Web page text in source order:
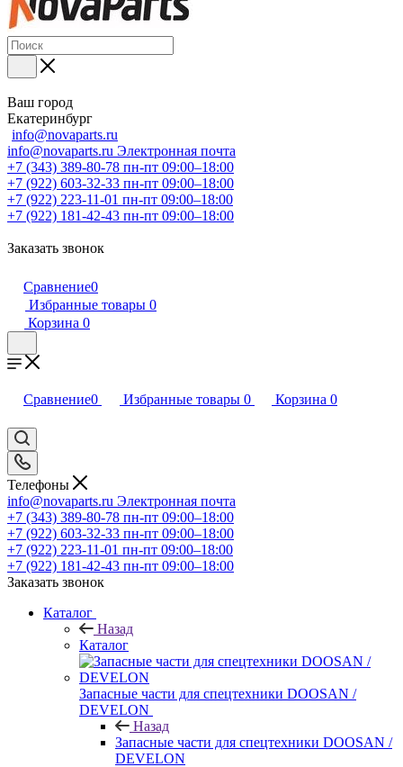
Ваш город
Екатеринбург
info@novaparts.ru
info@novaparts.ru Электронная почта
+7 (343) 389-80-78 пн-пт 09:00–18:00
+7 (922) 603-32-33 пн-пт 09:00–18:00
+7 (922) 223-11-01 пн-пт 09:00–18:00
+7 (922) 181-42-43 пн-пт 09:00–18:00
Заказать звонок
Сравнение0
Избранные товары 0
Корзина 0
Сравнение0 Избранные товары 0 Корзина 0
Телефоны
info@novaparts.ru Электронная почта
+7 (343) 389-80-78 пн-пт 09:00–18:00
+7 (922) 603-32-33 пн-пт 09:00–18:00
+7 (922) 223-11-01 пн-пт 09:00–18:00
+7 (922) 181-42-43 пн-пт 09:00–18:00
Заказать звонок
Каталог
Назад
Каталог
Запасные части для спецтехники DOOSAN /
DEVELON
Назад
Запасные части для спецтехники DOOSAN /
DEVELON